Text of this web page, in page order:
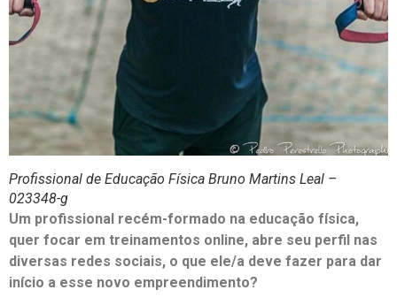
Profissional de Educação Física Bruno Martins Leal –
023348-g
Um profissional recém-formado na educação física,
quer focar em treinamentos online, abre seu perfil nas
diversas redes sociais, o que ele/a deve fazer para dar
início a esse novo empreendimento?